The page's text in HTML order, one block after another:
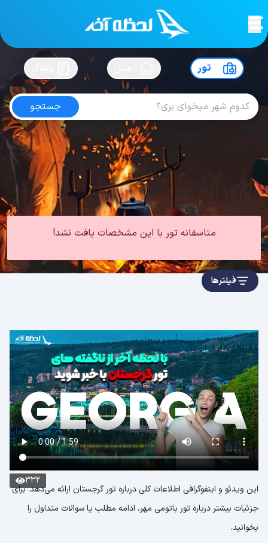
لحظه آخرسفرت رو بساز !
تور
جستجو
تور باتومی مهر
امتیاز5 از5| از100 کاربر
تور گرجستان
تور باتومی
تور باتومی مهر
متاسفانه تور با این مشخصات یافت نشد!
فیلترها
332
این ویدئو و اینفوگرافی اطلاعات کلی درباره تور گرجستان ارائه می‌دهد. برای
جزئیات بیشتر درباره تور باتومی مهر، ادامه مطلب یا سوالات متداول را
بخوانید.